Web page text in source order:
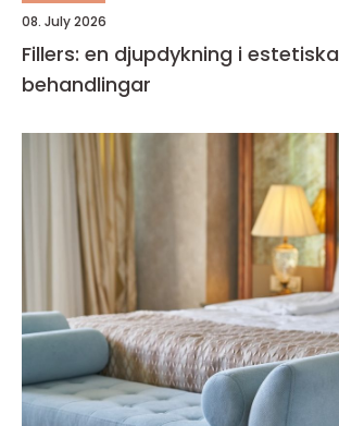
08. July 2026
Fillers: en djupdykning i estetiska
behandlingar